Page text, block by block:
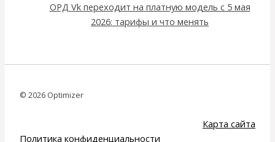
ОРД Vk переходит на платную модель с 5 мая
2026: тарифы и что менять
© 2026 Optimizer
Карта сайта
Политика конфиденциальности